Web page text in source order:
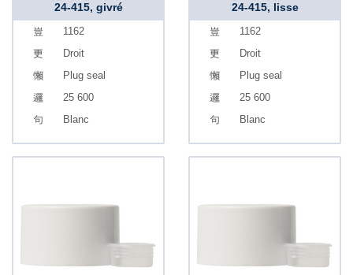
24-415, givré
1162
Droit
Plug seal
25 600
Blanc
24-415, lisse
1162
Droit
Plug seal
25 600
Blanc